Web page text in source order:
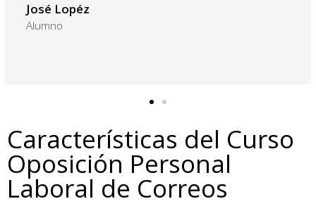
José Lopéz
Alumno
Características del Curso
Oposición Personal
Laboral de Correos